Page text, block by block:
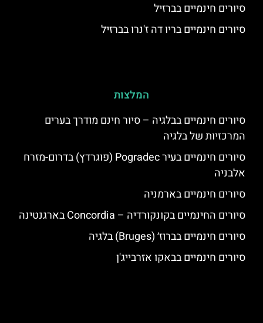
סיורים חינמיים בברזיל
סיורים חינמיים בריו דה ז'נרו בברזיל
המלצות
סיורים חינמיים בבלגיה – סיור חינם מודרך בערים
המרכזיות של בלגיה
סיורים חינמיים בעיר Pogradec (פוגרדץ) בדרום-מזרח
אלבניה
סיורים חינמיים בארמניה
סיורים החינמיים בקונקורדיה – Concordia בארגנטינה
סיורים חינמיים בברוז׳ (Bruges) בלגיה
סיורים חינמיים בבאקו אזרבייג'ן